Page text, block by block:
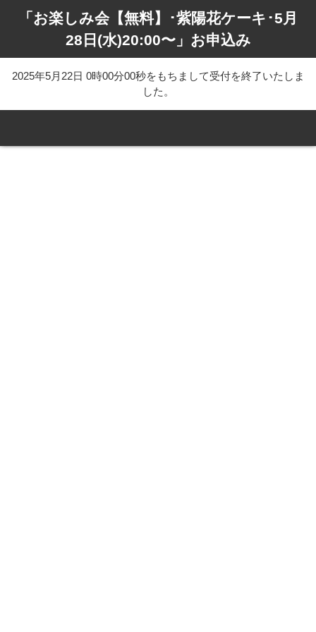
「お楽しみ会【無料】･紫陽花ケーキ･5月
28日(水)20:00〜」お申込み
2025年5月22日 0時00分00秒をもちまして受付を終了いたしま
した。